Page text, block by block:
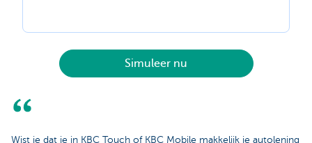
Simuleer nu
Wist je dat je in KBC Touch of KBC Mobile makkelijk je autolening